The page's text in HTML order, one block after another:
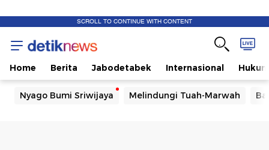
SCROLL TO CONTINUE WITH CONTENT
Home Berita Jabodetabek Internasional Hukum
Nyago Bumi Sriwijaya Melindungi Tuah-Marwah